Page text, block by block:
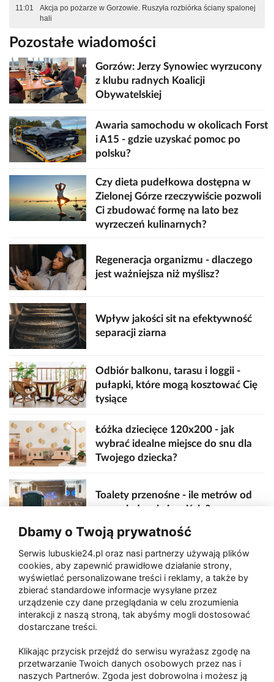
11:01
Akcja po pożarze w Gorzowie. Ruszyła rozbiórka ściany spalonej
hali
Pozostałe wiadomości
Gorzów: Jerzy Synowiec wyrzucony
z klubu radnych Koalicji
Obywatelskiej
Awaria samochodu w okolicach Forst
i A15 - gdzie uzyskać pomoc po
polsku?
Czy dieta pudełkowa dostępna w
Zielonej Górze rzeczywiście pozwoli
Ci zbudować formę na lato bez
wyrzeczeń kulinarnych?
Regeneracja organizmu - dlaczego
jest ważniejsza niż myślisz?
Wpływ jakości sit na efektywność
separacji ziarna
Odbiór balkonu, tarasu i loggii -
pułapki, które mogą kosztować Cię
tysiące
Łóżka dziecięce 120x200 - jak
wybrać idealne miejsce do snu dla
Twojego dziecka?
Toalety przenośne - ile metrów od
sceny, jedzenia i wejścia?
Zaatakował seniora na "kwadracie"
Akcja po pożarze w Gorzowie.
Ruszyła rozbiórka ściany spalonej
Dbamy o Twoją prywatność
Serwis lubuskie24.pl oraz nasi partnerzy używają plików
cookies, aby zapewnić prawidłowe działanie strony,
wyświetlać personalizowane treści i reklamy, a także by
zbierać standardowe informacje wysyłane przez
urządzenie czy dane przeglądania w celu zrozumienia
interakcji z naszą stroną, tak abyśmy mogli dostosować
dostarczane treści.
Klikając przycisk przejdź do serwisu wyrażasz zgodę na
przetwarzanie Twoich danych osobowych przez nas i
naszych Partnerów. Zgoda jest dobrowolna i możesz ją